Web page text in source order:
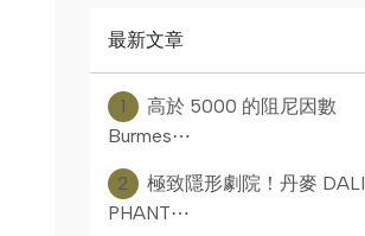
最新文章
1
高於 5000 的阻尼因數
Burmes⋯
2
極致隱形劇院！丹麥 DALI
PHANT⋯